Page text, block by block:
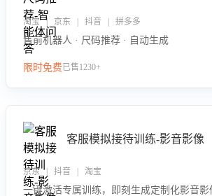
淘宝 | 京东 | 抖音 | 拼多多
售前机器人 · 尺码推荐 · 自动生成
限时免费已售1230+
客服模拟接待训练-影音影像
京东 | 抖音 | 淘宝
一键激活专属训练，即刻生成定制化影音